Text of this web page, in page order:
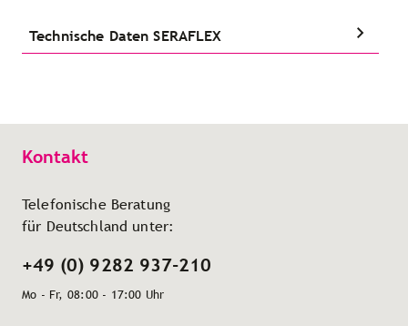
Technische Daten SERAFLEX
Kontakt
Telefonische Beratung
für Deutschland unter:
+49 (0) 9282 937-210
Mo - Fr, 08:00 - 17:00 Uhr